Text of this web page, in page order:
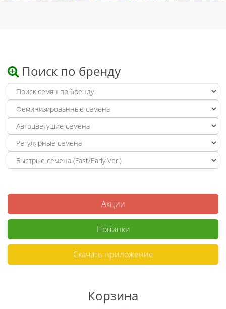
Поиск по бренду
Акции
Новинки
Скачать приложение
Корзина